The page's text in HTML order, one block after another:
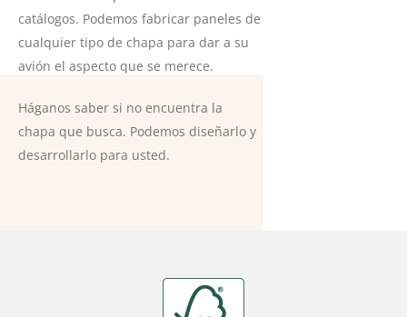
catálogos. Podemos fabricar paneles de
cualquier tipo de chapa para dar a su
avión el aspecto que se merece.
Háganos saber si no encuentra la
chapa que busca. Podemos diseñarlo y
desarrollarlo para usted.